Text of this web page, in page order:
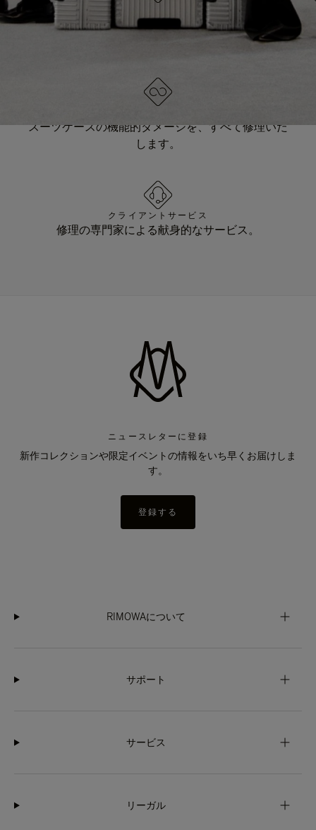
すべてのアイテムは個別に品質テストを受け、入念
スーツケースの機能的ダメージを、すべて修理いた
します。
クライアントサービス
修理の専門家による献身的なサービス。
ニュースレターに登録
新作コレクションや限定イベントの情報をいち早くお届けしま
す。
登録する
RIMOWAについて
サポート
サービス
リーガル